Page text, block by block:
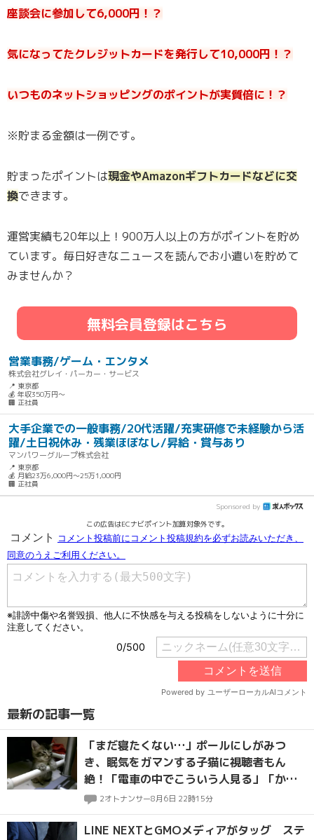
座談会に参加して6,000円！？
気になってたクレジットカードを発行して10,000円！？
いつものネットショッピングのポイントが実質倍に！？
※貯まる金額は一例です。
貯まったポイントは現金やAmazonギフトカードなどに交
換できます。
運営実績も20年以上！900万人以上の方がポイントを貯め
ています。毎日好きなニュースを読んでお小遣いを貯めて
みませんか？
無料会員登録はこちら
営業事務/ゲーム・エンタメ
株式会社グレイ・パーカー・サービス
📍 東京都
💰 年収350万円～
🏢 正社員
大手企業での一般事務/20代活躍/充実研修で未経験から活
躍/土日祝休み・残業ほぼなし/昇給・賞与あり
マンパワーグループ株式会社
📍 東京都
💰 月給23万6,000円～25万1,000円
🏢 正社員
Sponsored by
この広告はECナビポイント加算対象外です。
最新の記事一覧
「まだ寝たくない…」ポールにしがみつ
き、眠気をガマンする子猫に視聴者もん
絶！「電車の中でこういう人見る」「かわ
いいは正義」
2オトナンサー8月6日 22時15分
LINE NEXTとGMOメディアがタッグ ステ